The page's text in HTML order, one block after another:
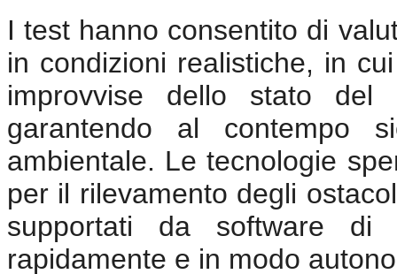
I test hanno consentito di
in condizioni realistiche, in
improvvise dello stato del
garantendo al contempo
ambientale. Le tecnologie
per il rilevamento degli
supportati da software
rapidamente e in modo